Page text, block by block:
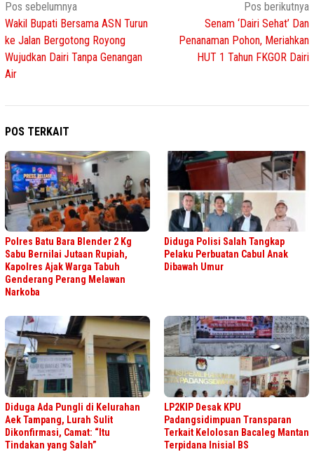
Navigasi
pos
Pos sebelumnya
Wakil Bupati Bersama ASN Turun
ke Jalan Bergotong Royong
Wujudkan Dairi Tanpa Genangan
Air
Pos berikutnya
Senam ‘Dairi Sehat’ Dan
Penanaman Pohon, Meriahkan
HUT 1 Tahun FKGOR Dairi
POS TERKAIT
Polres Batu Bara Blender 2 Kg
Sabu Bernilai Jutaan Rupiah,
Kapolres Ajak Warga Tabuh
Genderang Perang Melawan
Narkoba
Diduga Polisi Salah Tangkap
Pelaku Perbuatan Cabul Anak
Dibawah Umur
Diduga Ada Pungli di Kelurahan
Aek Tampang, Lurah Sulit
Dikonfirmasi, Camat: “Itu
Tindakan yang Salah”
LP2KIP Desak KPU
Padangsidimpuan Transparan
Terkait Kelolosan Bacaleg Mantan
Terpidana Inisial BS